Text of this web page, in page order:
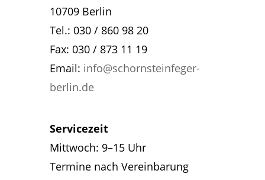
10709 Berlin
Tel.: 030 / 860 98 20
Fax: 030 / 873 11 19
Email: info@schornsteinfeger-
berlin.de
Servicezeit
Mittwoch: 9–15 Uhr
Termine nach Vereinbarung